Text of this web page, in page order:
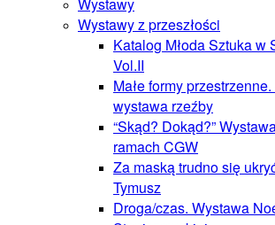
Wystawy
Wystawy z przeszłości
Katalog Młoda Sztuka w
Vol.II
Małe formy
wystawa rzeźby
“Skąd? Dokąd?”
ramach CGW
Za maską trudno się
Tymusz
Droga/czas. Wystawa